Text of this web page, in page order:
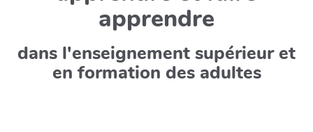
apprendre
dans l'enseignement supérieur et
en formation des adultes